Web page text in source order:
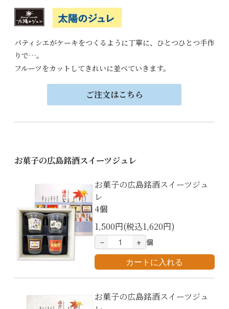
パティシエがケーキをつくるように丁寧に、ひとつひとつ手作
りで…。
フルーツをカットしてきれいに並べていきます。
ご注文はこちら
お菓子の広島銘酒スイーツジュレ
お菓子の広島銘酒スイーツジュ
レ
4個
1,500円(税込1,620円)
－
+ 個
お菓子の広島銘酒スイーツジュ